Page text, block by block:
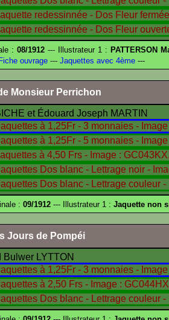
:08/1912 --- Illustrateur 1 : PATTERSON
Fiche ouvrage --- Jaquettes avec 4ème ---
Monsieur Perrichon
et Édouard Joseph MARTIN
: 09/1912 --- Illustrateur 1 : Jaquette non
Jours de Pompéi
Bulwer LYTTON